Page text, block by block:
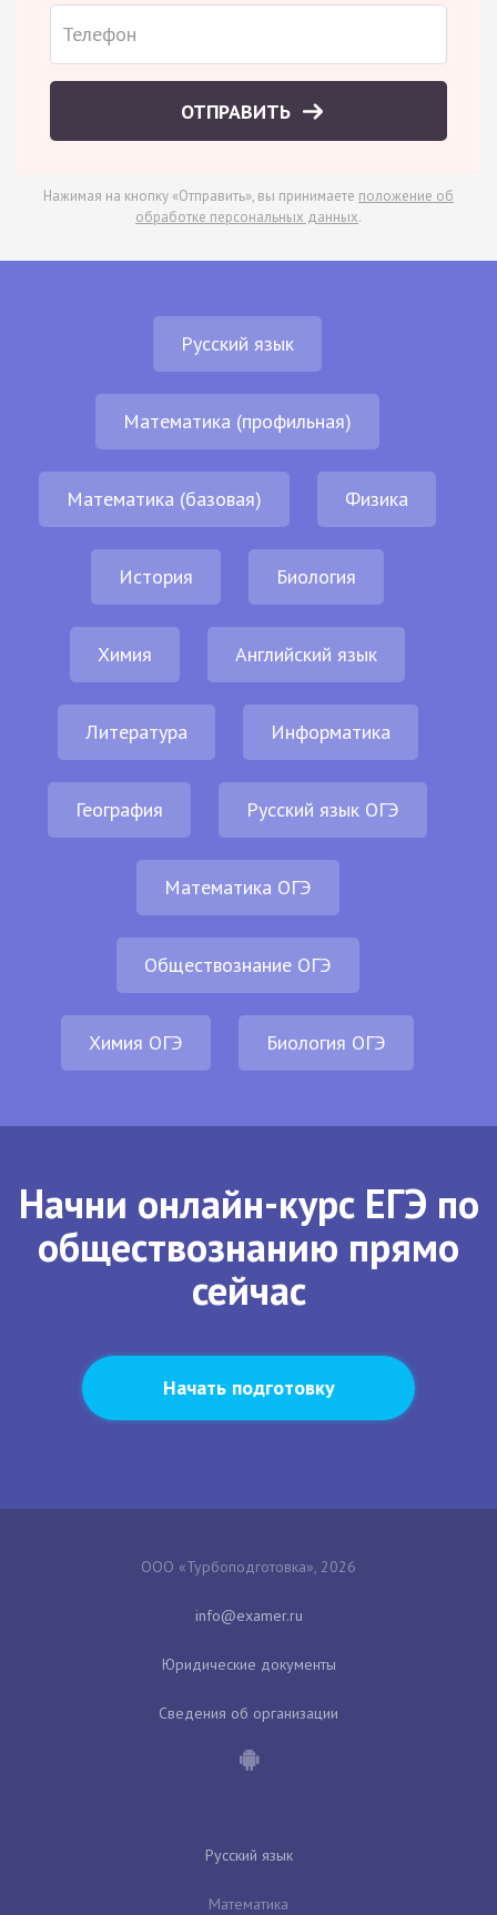
ОТПРАВИТЬ
Нажимая на кнопку «Отправить», вы принимаете положение об
обработке персональных данных.
Русский язык
Математика (профильная)
Математика (базовая) Физика
История Биология
Химия Английский язык
Литература Информатика
География Русский язык ОГЭ
Математика ОГЭ
Обществознание ОГЭ
Химия ОГЭ Биология ОГЭ
Начни онлайн-курс ЕГЭ по
обществознанию прямо
сейчас
Начать подготовку
ООО «Турбоподготовка», 2026
Юридические документы
Сведения об организации
Русский язык
Математика